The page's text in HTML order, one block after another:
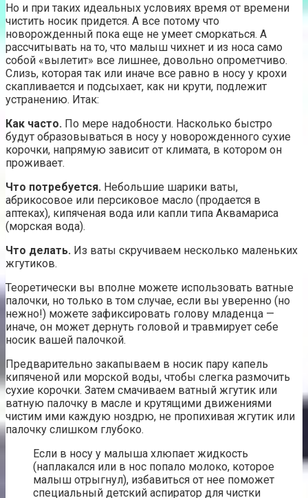
Но и при таких идеальных условиях время от времени
чистить носик придется. А все потому что
новорожденный пока еще не умеет сморкаться. А
рассчитывать на то, что малыш чихнет и из носа само
собой «вылетит» все лишнее, довольно опрометчиво.
Слизь, которая так или иначе все равно в носу у крохи
скапливается и подсыхает, как ни крути, подлежит
устранению. Итак:
Как часто. По мере надобности. Насколько быстро
будут образовываться в носу у новорожденного сухие
корочки, напрямую зависит от климата, в котором он
проживает.
Что потребуется. Небольшие шарики ваты,
абрикосовое или персиковое масло (продается в
аптеках), кипяченая вода или капли типа Аквамариса
(морская вода).
Что делать. Из ваты скручиваем несколько маленьких
жгутиков.
Теоретически вы вполне можете использовать ватные
палочки, но только в том случае, если вы уверенно (но
нежно!) можете зафиксировать голову младенца —
иначе, он может дернуть головой и травмирует себе
носик вашей палочкой.
Предварительно закапываем в носик пару капель
кипяченой или морской воды, чтобы слегка размочить
сухие корочки. Затем смачиваем ватный жгутик или
ватную палочку в масле и крутящими движениями
чистим ими каждую ноздрю, не пропихивая жгутик или
палочку слишком глубоко.
Если в носу у малыша хлюпает жидкость
(наплакался или в нос попало молоко, которое
малыш отрыгнул), избавиться от нее поможет
специальный детский аспиратор для чистки